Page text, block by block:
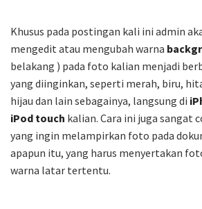
Khusus pada postingan kali ini admin
mengedit atau mengubah warna
belakang ) pada foto kalian menjadi
yang diinginkan, seperti merah, biru,
hijau dan lain sebagainya, langsung di
iPod touch kalian. Cara ini juga sangat
yang ingin melampirkan foto pada
apapun itu, yang harus menyertakan
warna latar tertentu.